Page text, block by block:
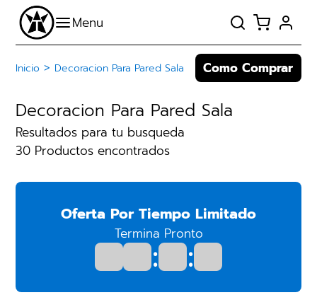
Inicio > Decoracion Para Pared Sala Como Comprar
Decoracion Para Pared Sala
Resultados para tu busqueda
30 Productos encontrados
Oferta Por Tiempo Limitado
Termina Pronto
: :